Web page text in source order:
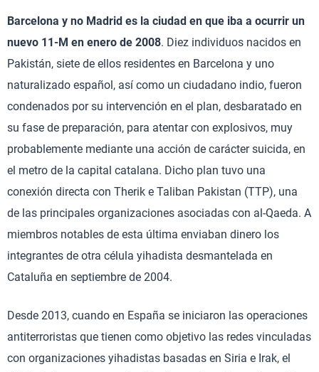
Barcelona y no Madrid es la ciudad en que iba a ocurrir un
nuevo 11-M en enero de 2008. Diez individuos nacidos en
Pakistán, siete de ellos residentes en Barcelona y uno
naturalizado español, así como un ciudadano indio, fueron
condenados por su intervención en el plan, desbaratado en
su fase de preparación, para atentar con explosivos, muy
probablemente mediante una acción de carácter suicida, en
el metro de la capital catalana. Dicho plan tuvo una
conexión directa con Therik e Taliban Pakistan (TTP), una
de las principales organizaciones asociadas con al-Qaeda. A
miembros notables de esta última enviaban dinero los
integrantes de otra célula yihadista desmantelada en
Cataluña en septiembre de 2004.
Desde 2013, cuando en España se iniciaron las operaciones
antiterroristas que tienen como objetivo las redes vinculadas
con organizaciones yihadistas basadas en Siria e Irak, el